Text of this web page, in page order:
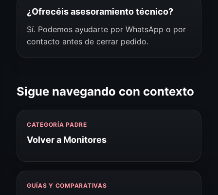
¿Ofrecéis asesoramiento técnico?
Sí. Podemos ayudarte por WhatsApp o por
contacto antes de cerrar pedido.
Sigue navegando con contexto
CATEGORÍA PADRE
Volver a Monitores
GUÍAS Y COMPARATIVAS